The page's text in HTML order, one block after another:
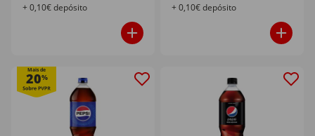
+ 0,10€ depósito
+ 0,10€ depósito
Mais de
20%